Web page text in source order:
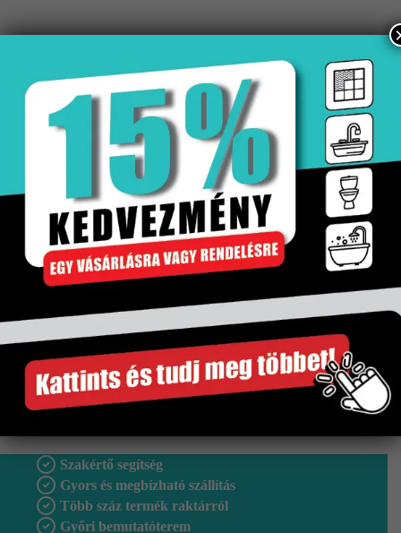
További információk
20,5 kg
Értékesítési egység
1.5 m2
Mennyiségi egység m2
Méret 250×750 mm
Vastagság 8 mm
Fagyálló Nem
Gyártó Idea
Szakértő segítség
Gyors és megbízható szállítás
Több száz termék raktárról
Győri bemutatóterem